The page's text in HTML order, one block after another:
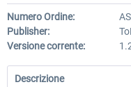
Numero Ordine:
Publisher:
Versione corrente:
Descrizione